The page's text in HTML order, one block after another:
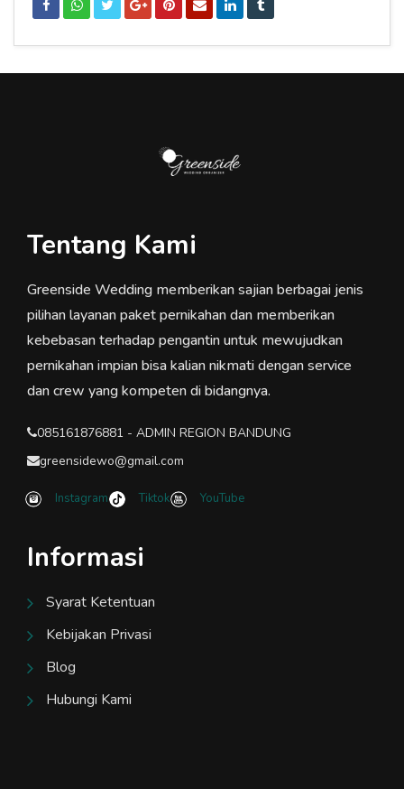
Tentang Kami
Greenside Wedding memberikan sajian berbagai jenis
pilihan layanan paket pernikahan dan memberikan
kebebasan terhadap pengantin untuk mewujudkan
pernikahan impian bisa kalian nikmati dengan service
dan crew yang kompeten di bidangnya.
085161876881 - ADMIN REGION BANDUNG
greensidewo@gmail.com
Instagram Tiktok YouTube
Informasi
Syarat Ketentuan
Kebijakan Privasi
Blog
Hubungi Kami